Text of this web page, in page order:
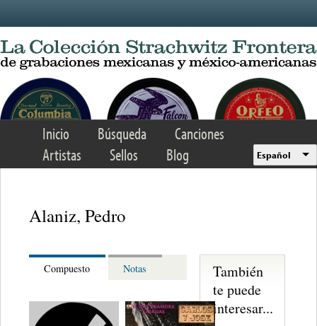
Inicio Búsqueda
Canciones
Artistas
Sellos Blog Español
Alaniz, Pedro
Compuesto Notas
También
te puede
interesar...